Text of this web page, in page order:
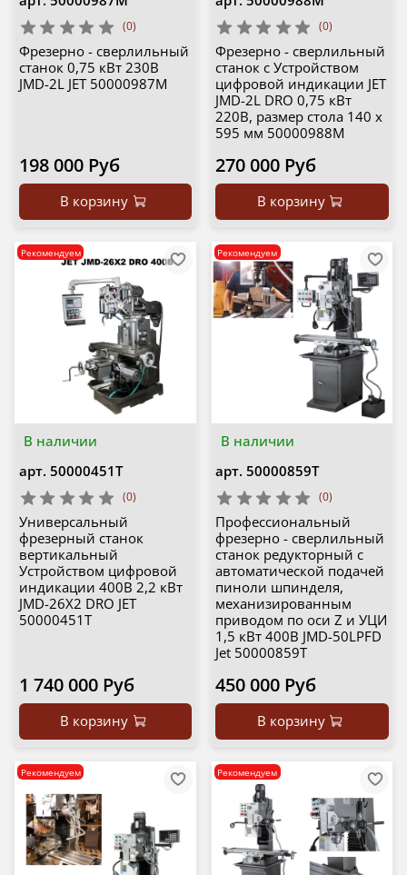
(0)
Фрезерно - сверлильный
станок 0,75 кВт 230В
JMD-2L JET 50000987M
198 000 Руб
В корзину
(0)
Фрезерно - сверлильный
станок с Устройством
цифровой индикации JET
JMD-2L DRO 0,75 кВт
220В, размер стола 140 x
595 мм 50000988M
270 000 Руб
В корзину
В наличии
Рекомендуем
арт. 50000451T
(0)
Универсальный
фрезерный станок
вертикальный
Устройством цифровой
индикации 400В 2,2 кВт
JMD-26X2 DRO JET
50000451T
1 740 000 Руб
В корзину
В наличии
Рекомендуем
арт. 50000859T
(0)
Профессиональный
фрезерно - сверлильный
станок редукторный с
автоматической подачей
пиноли шпинделя,
механизированным
приводом по оси Z и УЦИ
1,5 кВт 400В JMD-50LPFD
Jet 50000859T
450 000 Руб
В корзину
Рекомендуем Рекомендуем